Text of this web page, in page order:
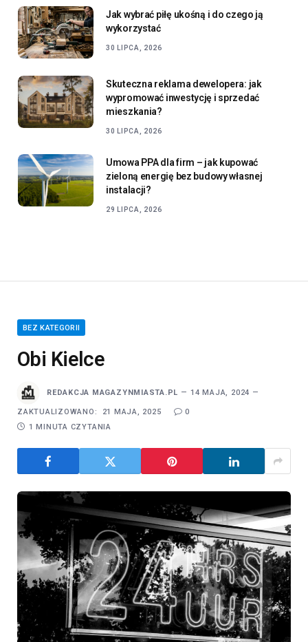
Jak wybrać piłę ukośną i do czego ją
wykorzystać
30 LIPCA, 2026
Skuteczna reklama dewelopera: jak
wypromować inwestycję i sprzedać
mieszkania?
30 LIPCA, 2026
Umowa PPA dla firm – jak kupować
zieloną energię bez budowy własnej
instalacji?
29 LIPCA, 2026
BEZ KATEGORII
Obi Kielce
REDAKCJA MAGAZYNMIASTA.PL 14 MAJA, 2024
ZAKTUALIZOWANO: 21 MAJA, 2025
0
1 MINUTA CZYTANIA